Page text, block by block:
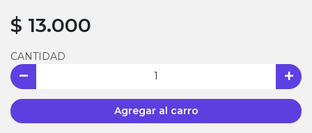
$ 13.000
CANTIDAD
Agregar al carro